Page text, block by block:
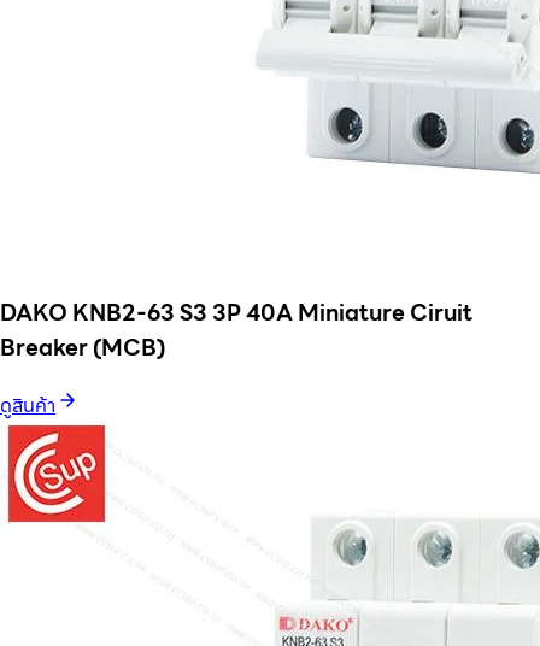
DAKO KNB2-63 S3 3P 40A Miniature Ciruit
Breaker (MCB)
ดูสินค้า